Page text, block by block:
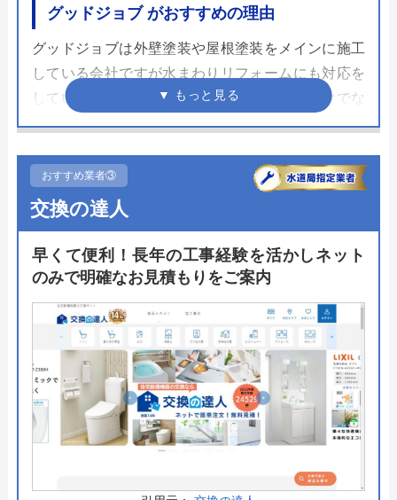
グッドジョブ がおすすめの理由
グッドジョブは外壁塗装や屋根塗装をメインに施工
している会社ですが水まわりリフォームにも対応を
しています。設備交換のようなリフォームだけでな
く緊急トラブルへの対応もしています。
水まわり設備のリフォームを始めてからまだ日は浅
いものの施工事例はが紹介されており、使用した商
品や施工の様子がわかるので相談の前に一度目を通
しておくことをおすすめします。相談や見積もりは
電話だけでなくメールフォームからも受け付けてい
公式サイトで
料金詳細を見る
今すぐ電話で相談する
0120-303-482
受付時間： 9:00～17:00
おすすめ業者③
交換の達人
早くて便利！長年の工事経験を活かしネット
のみで明確なお見積もりをご案内